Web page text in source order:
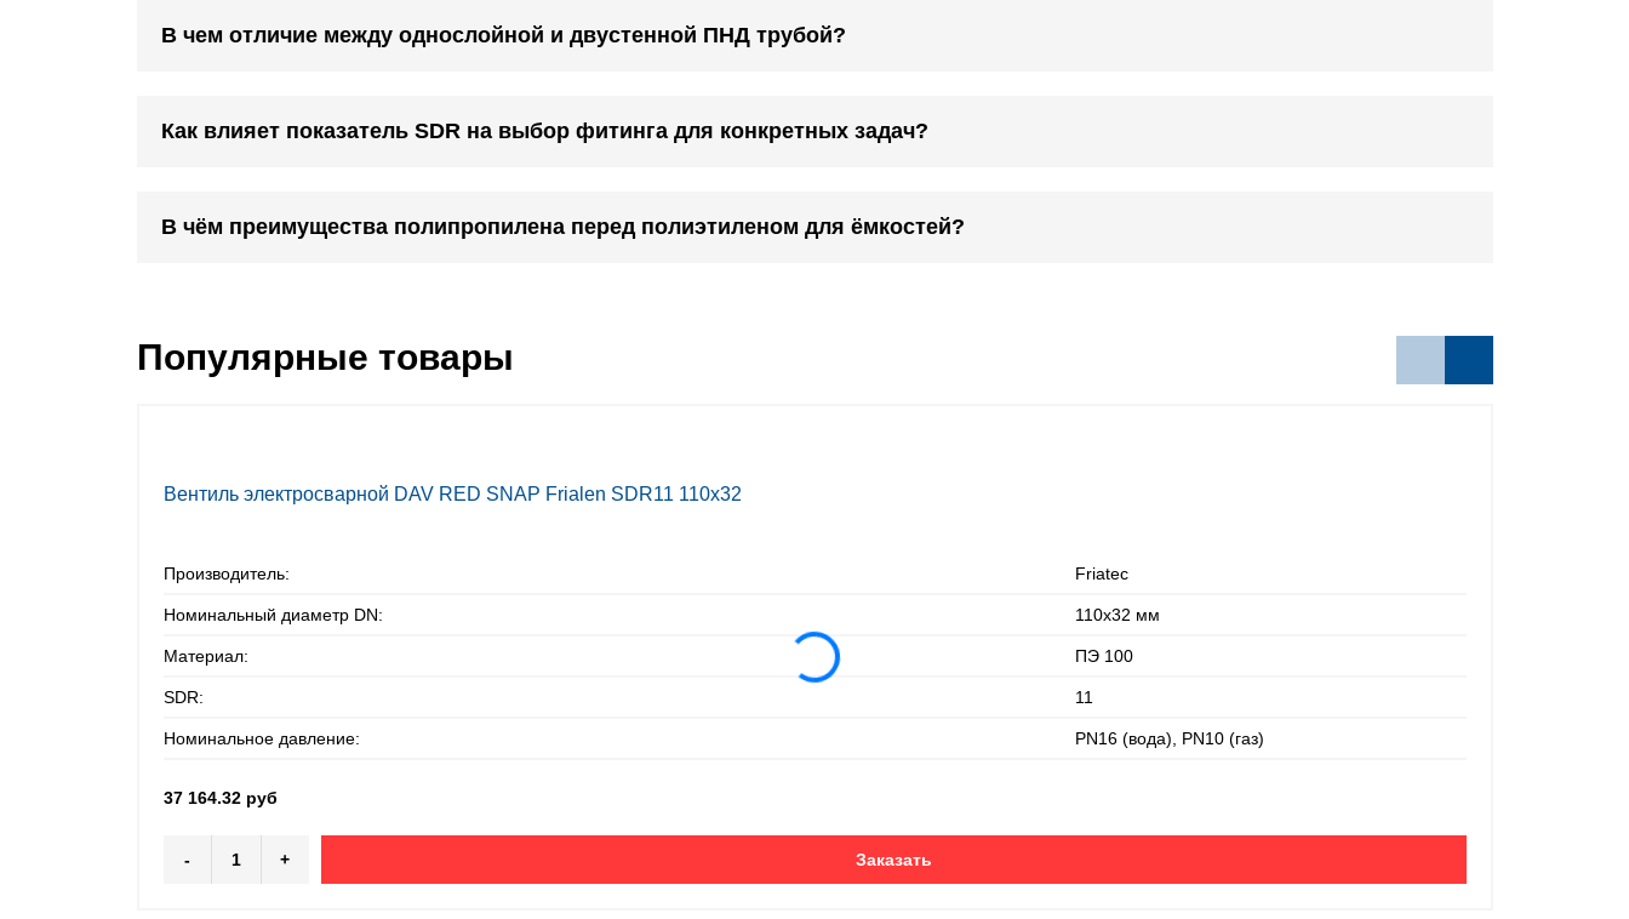
В чем отличие между однослойной и двустенной ПНД трубой?
Как влияет показатель SDR на выбор фитинга для конкретных задач?
В чём преимущества полипропилена перед полиэтиленом для ёмкостей?
Популярные товары
Вентиль электросварной DAV RED SNAP Frialen SDR11 110х32
Производитель: Friatec
Номинальный диаметр DN: 110х32 мм
Материал: ПЭ 100
SDR: 11
Номинальное давление: PN16 (вода), PN10 (газ)
37 164.32 руб
- + Заказать